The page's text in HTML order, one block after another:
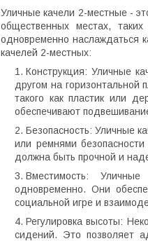
Уличные качели 2-местные -
общественных местах,
одновременно наслаждаться
качелей 2-местных:
Конструкция: Уличные
другом на горизонтальной
такого как пластик или
обеспечивают
Безопасность: Уличные
или ремнями
должна быть прочной и
Вместимость:
одновременно. Они
социальной игре и
Регулировка высоты:
сидений. Это позволяет